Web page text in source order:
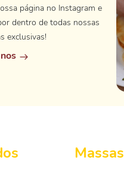
página no Instagram e
dentro de todas nossas
exclusivas!
Massas